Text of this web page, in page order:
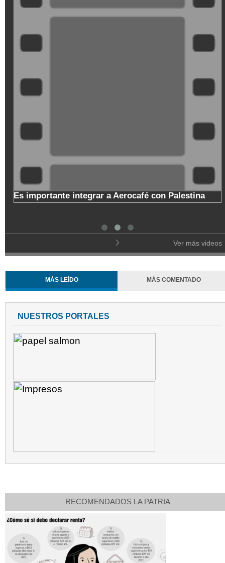
ZMtwiZ8t-
Es importante integrar a Aerocafé con Palestina
Ver más videos
MÁS LEÍDO MÁS COMENTADO
NUESTROS PORTALES
RECOMENDADOS LA PATRIA